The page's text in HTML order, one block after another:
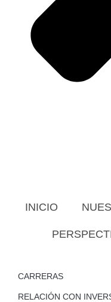
INICIO
CARRERAS
RELACIÓN CON